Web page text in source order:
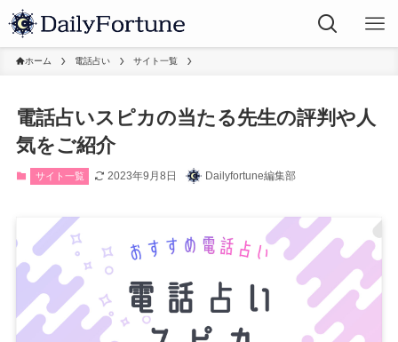
ホーム 電話占い サイト一覧
電話占いスピカの当たる先生の評判や人
気をご紹介
サイト一覧 2023年9月8日 Dailyfortune編集部